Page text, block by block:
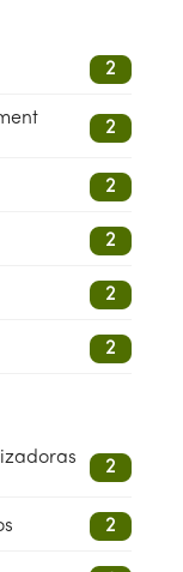
2
2
2
2
2
2
2
2